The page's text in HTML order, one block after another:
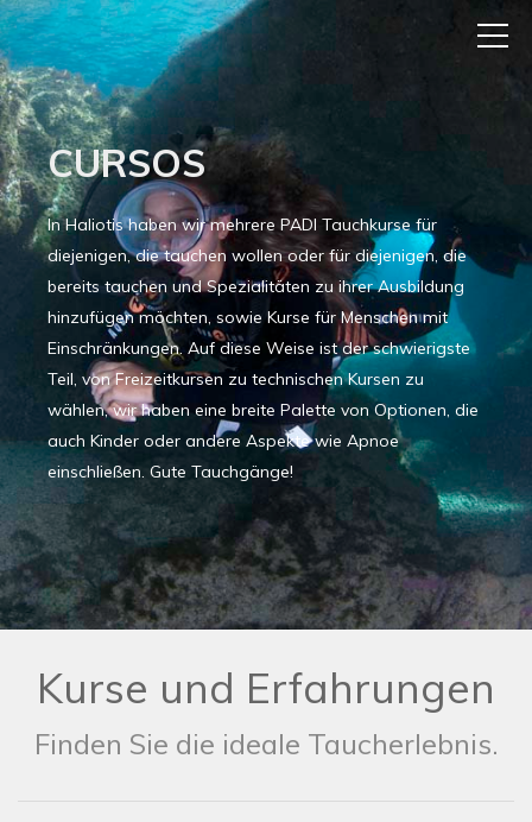
CURSOS
In Haliotis haben wir mehrere PADI Tauchkurse für
diejenigen, die tauchen wollen oder für diejenigen, die
bereits tauchen und Spezialitäten zu ihrer Ausbildung
hinzufügen möchten, sowie Kurse für Menschen mit
Einschränkungen. Auf diese Weise ist der schwierigste
Teil, von Freizeitkursen zu technischen Kursen zu
wählen, wir haben eine breite Palette von Optionen, die
auch Kinder oder andere Aspekte wie Apnoe
einschließen. Gute Tauchgänge!
Kurse und Erfahrungen
Finden Sie die ideale Taucherlebnis.